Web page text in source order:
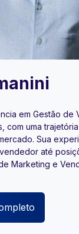
em Gestão de
com uma
Sua
até
Marketing e